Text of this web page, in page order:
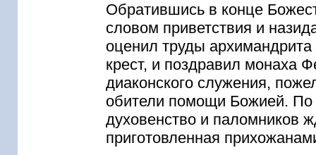
Обратившись в конце
словом приветствия и
оценил труды
крест, и поздравил монаха
диаконского служения,
обители помощи Божией. По
духовенство и паломников
приготовленная